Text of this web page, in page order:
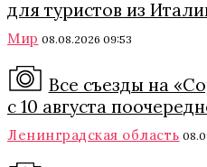
для туристов из
Мир 08.08.2026 09:53
Все съезды на
с 10 августа
Ленинградская область